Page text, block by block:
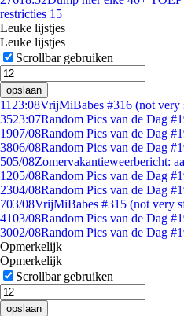
restricties 15
Leuke lijstjes
Leuke lijstjes
Scrollbar gebruiken
opslaan
11 23:08VrijMiBabes #316 (not very
3523:07Random Pics van de Dag
1907/08Random Pics van de Dag
3806/08Random Pics van de Dag
505/08Zomervakantieweerbericht:
1205/08Random Pics van de Dag
2304/08Random Pics van de Dag
703/08VrijMiBabes #315 (not very
4103/08Random Pics van de Dag
3002/08Random Pics van de Dag
Opmerkelijk
Opmerkelijk
Scrollbar gebruiken
opslaan